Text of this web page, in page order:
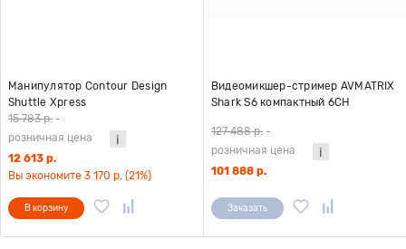
Манипулятор Contour Design
Shuttle Xpress
15 783 р. -
розничная цена
12 613 р.
Вы экономите 3 170 р. (21%)
В корзину
Видеомикшер-стример AVMATRIX
Shark S6 компактный 6CH
127 488 р. -
розничная цена
101 888 р.
Заказать